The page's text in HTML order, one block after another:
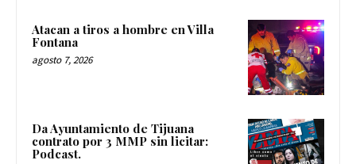
Atacan a tiros a hombre en Villa
Fontana
agosto 7, 2026
Da Ayuntamiento de Tijuana
contrato por 3 MMP sin licitar:
Podcast.